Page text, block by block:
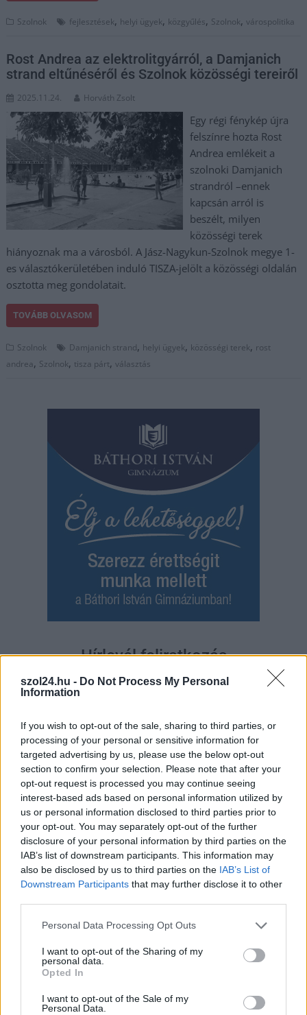
szol24.hu - Do Not Process My Personal
Information
If you wish to opt-out of the sale, sharing to third parties, or
processing of your personal or sensitive information for
targeted advertising by us, please use the below opt-out
section to confirm your selection. Please note that after your
opt-out request is processed you may continue seeing
interest-based ads based on personal information utilized by
us or personal information disclosed to third parties prior to
your opt-out. You may separately opt-out of the further
disclosure of your personal information by third parties on the
IAB’s list of downstream participants. This information may
also be disclosed by us to third parties on the IAB’s List of
Downstream Participants that may further disclose it to other
Please note that this website/app uses one or more Google
not limited to your visit or usage behaviour. You may click to
grant or deny consent to Google and its third-party tags to
use your data for below specified purposes in below Google
consent section.
Personal Data Processing Opt Outs
I want to opt-out of the Sharing of my
personal data.
Opted In
I want to opt-out of the Sale of my
Personal Data.
Szolnok fejlesztések, helyi ügyek, közgyűlés, Szolnok,várospolitika
Rost Andrea az elektrolitgyárról, a Damjanich
strand eltűnéséről és Szolnok közösségi tereiről
2025.11.24. Horváth Zsolt
Egy régi fénykép újra
felszínre hozta Rost
Andrea emlékeit a
szolnoki Damjanich
strandról –ennek
kapcsán arról is
beszélt, milyen
közösségi terek
hiányoznak ma a városból. A Jász-Nagykun-Szolnok megye 1-
es választókerületében induló TISZA-jelölt a közösségi oldalán
osztotta meg gondolatait.
TOVÁBB OLVASOM
Szolnok Damjanich strand, helyi ügyek, közösségi terek, rost
andrea, Szolnok, tisza párt,választás
Hírlevél feliratkozás
Adja meg keresztnevét:
Adja
Nem szeretne lemaradni semmiről? Csak egy kattintás, és hírlevelünk a
legfrissebb információkkal és exkluzív tartalmakkal hétről hétre
postaládájába érkezik!
A SZOL24 legfrissebb 24 cikke
Problémák egész Jász-Nagykun-Szolnok megyében: egyre
több otthoni kútból fogy ki a víz
Már magasabb szinten is nyomoznak Szijjártó
büntetőügyében, vesztegetés miatt 3 év letöltendőt kaphat és
ez csak az egyik botrány
lezárnak a napokban, a közlekedés az átlagost is meghaladó